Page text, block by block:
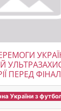
ПЕРЕД
України з